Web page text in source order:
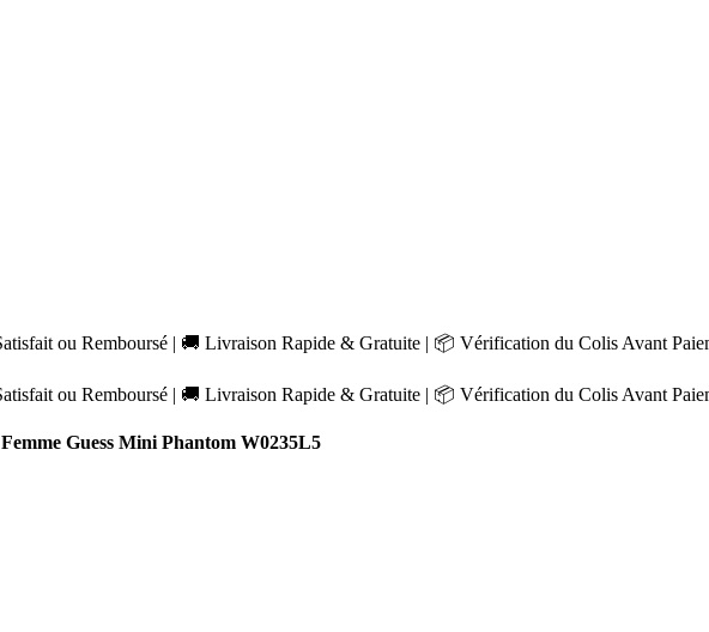
ou Remboursé | 🚚 Livraison Rapide & Gratuite | 📦 Vérification du Colis Avant
ou Remboursé | 🚚 Livraison Rapide & Gratuite | 📦 Vérification du Colis Avant
Guess Mini Phantom W0235L5